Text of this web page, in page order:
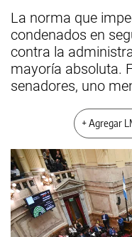
La norma que
condenados en
contra la
mayoría absoluta.
senadores, uno
+ Agregar